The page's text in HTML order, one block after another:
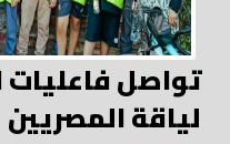
تواصل
لياقة المصريين